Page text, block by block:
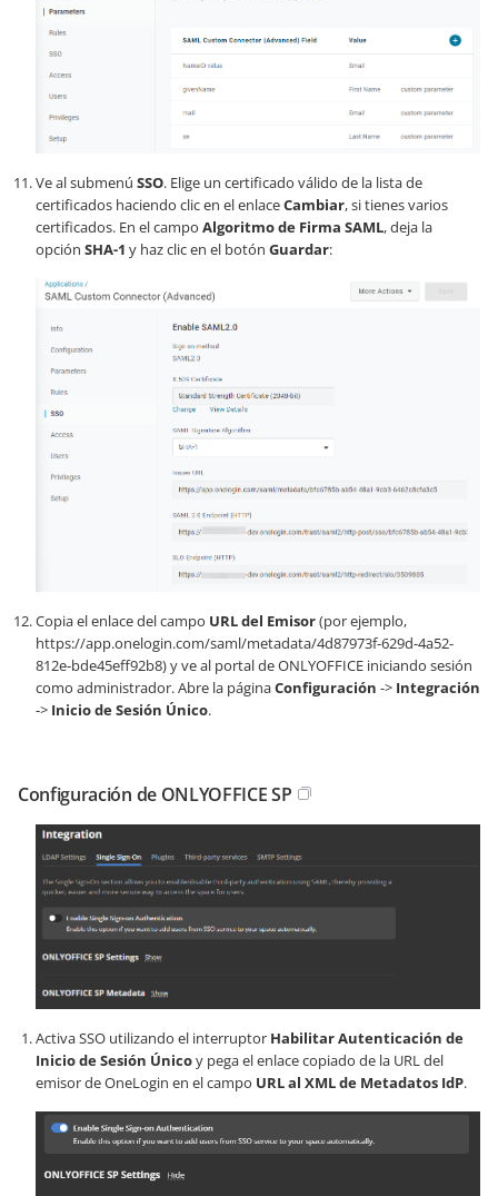
Ve al submenú SSO. Elige un certificado válido de la lista de
certificados haciendo clic en el enlaceCambiar, si tienes varios
certificados. En el campo Algoritmo de Firma SAML, deja la
opción SHA-1 y haz clic en el botón Guardar:
Copia el enlace del campo URL del Emisor(por ejemplo,
https://app.onelogin.com/saml/metadata/4d87973f-629d-4a52-
812e-bde45eff92b8) y ve al portal de ONLYOFFICE iniciando sesión
como administrador. Abre la páginaConfiguración -> Integración
-> Inicio de Sesión Único.
Configuración de ONLYOFFICE SP
Activa SSO utilizando el interruptor Habilitar Autenticación de
Inicio de Sesión Únicoy pega el enlace copiado de la URL del
emisor de OneLogin en el campo URL al XML de Metadatos IdP.